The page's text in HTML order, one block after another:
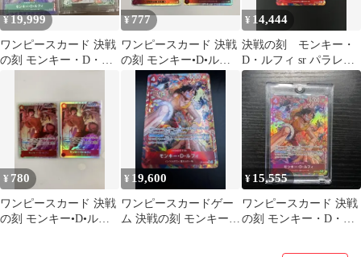
¥19,999
ワンピースカード 決戦
の刻 モンキー・D・ル
¥777
ワンピースカード 決戦
の刻 モンキー•D•ルフ
ィ SR
¥ 14,444
決戦の刻 モンキー・
D・ルフィ sr パラレ
ル おまけ5枚（写真参
考）
¥ 780
ワンピースカード 決戦
の刻 モンキー•D•ルフ
¥ 19,600
ワンピースカードゲー
ム 決戦の刻 モンキー・
¥ 15,555
ワンピースカード 決戦
の刻 モンキー・D・ル